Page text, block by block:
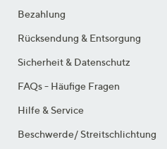
Bezahlung
Rücksendung & Entsorgung
Sicherheit & Datenschutz
FAQs - Häufige Fragen
Hilfe & Service
Beschwerde/ Streitschlichtung